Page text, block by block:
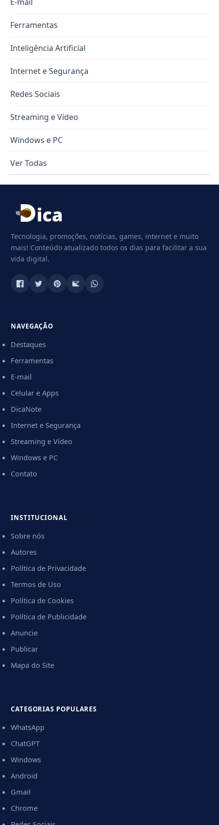
Ferramentas
Inteligência Artificial
Internet e Segurança
Redes Sociais
Streaming e Vídeo
Windows e PC
Ver Todas
Tecnologia, promoções, notícias, games, internet e muito
mais! Conteúdo atualizado todos os dias para facilitar a sua
vida digital.
NAVEGAÇÃO
Destaques
Ferramentas
E-mail
Celular e Apps
DicaNote
Internet e Segurança
Streaming e Vídeo
Windows e PC
Contato
INSTITUCIONAL
Sobre nós
Autores
Política de Privacidade
Termos de Uso
Política de Cookies
Política de Publicidade
Anuncie
Publicar
Mapa do Site
CATEGORIAS POPULARES
WhatsApp
ChatGPT
Windows
Android
Gmail
Chrome